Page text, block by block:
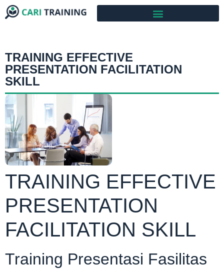
TRAINING EFFECTIVE
PRESENTATION FACILITATION
SKILL
TRAINING EFFECTIVE
PRESENTATION
FACILITATION SKILL
Training Presentasi Fasilitas